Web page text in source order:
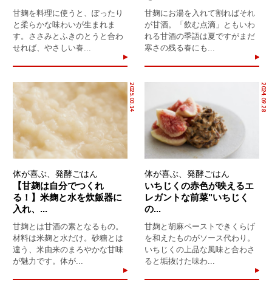
甘麹を料理に使うと、ぽったり
と柔らかな味わいが生まれま
す。ささみとふきのとうと合わ
せれば、やさしい春...
甘麹にお湯を入れて割ればそれ
が甘酒。「飲む点滴」ともいわ
れる甘酒の季語は夏ですがまだ
寒さの残る春にも...
2025.03.14
体が喜ぶ、発酵ごはん
【甘麹は自分でつくれ
る！】米麹と水を炊飯器に
入れ、...
甘麹とは甘酒の素となるもの。
材料は米麹と水だけ。砂糖とは
違う、米由来のまろやかな甘味
が魅力です。体が...
2024.09.28
体が喜ぶ、発酵ごはん
いちじくの赤色が映えるエ
レガントな前菜"いちじく
の...
甘麹と胡麻ペーストできくらげ
を和えたものがソース代わり。
いちじくの上品な風味と合わさ
ると垢抜けた味わ...